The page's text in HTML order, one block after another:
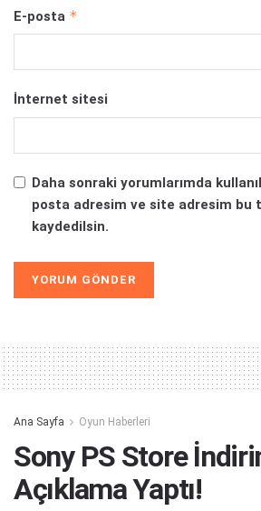
E-posta *
İnternet sitesi
Daha sonraki yorumlarımda
posta adresim ve site adresim bu
kaydedilsin.
Ana Sayfa Oyun Haberleri
Sony PS Store
Açıklama Yaptı!